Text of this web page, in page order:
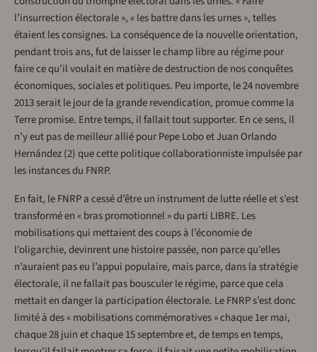
l’insurrection électorale », « les battre dans les urnes », telles
étaient les consignes. La conséquence de la nouvelle orientation,
pendant trois ans, fut de laisser le champ libre au régime pour
faire ce qu’il voulait en matière de destruction de nos conquêtes
économiques, sociales et politiques. Peu importe, le 24 novembre
2013 serait le jour de la grande revendication, promue comme la
Terre promise. Entre temps, il fallait tout supporter. En ce sens, il
n’y eut pas de meilleur allié pour Pepe Lobo et Juan Orlando
Hernández (2) que cette politique collaborationniste impulsée par
les instances du FNRP.
En fait, le FNRP a cessé d’être un instrument de lutte réelle et s’est
transformé en « bras promotionnel » du parti LIBRE. Les
mobilisations qui mettaient des coups à l’économie de
l’oligarchie, devinrent une histoire passée, non parce qu’elles
n’auraient pas eu l’appui populaire, mais parce, dans la stratégie
électorale, il ne fallait pas bousculer le régime, parce que cela
mettait en danger la participation électorale. Le FNRP s’est donc
limité à des « mobilisations commémoratives » chaque 1er mai,
chaque 28 juin et chaque 15 septembre et, de temps en temps,